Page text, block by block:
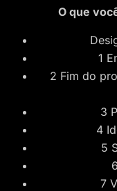
O que
1
2 Fim do
3
4
5
7